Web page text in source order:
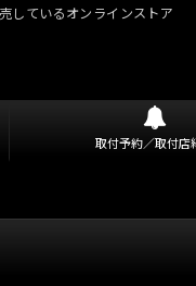
しているオンラインストア
取付予約／取付店